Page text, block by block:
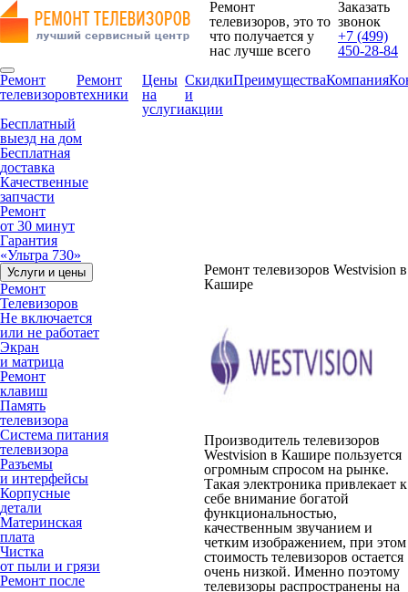
Ремонт
телевизоров, это то
что получается у
нас лучше всего
Заказать
звонок
+7 (499)
450-28-84
Ремонт
телевизоров
Ремонт
техники
Цены
на
услуги
Скидки
и
акции
ПреимуществаКомпания
Бесплатный
выезд на дом
Бесплатная
доставка
Качественные
запчасти
Ремонт
от 30 минут
Гарантия
«Ультра 730»
Услуги и цены
Ремонт
Телевизоров
Не включается
или не работает
Экран
и матрица
Ремонт
клавиш
Память
телевизора
Система питания
телевизора
Разъемы
и интерфейсы
Корпусные
детали
Материнская
плата
Чистка
от пыли и грязи
Ремонт после
Ремонт телевизоров Westvision в
Кашире
Производитель телевизоров
Westvision в Кашире пользуется
огромным спросом на рынке.
Такая электроника привлекает к
себе внимание богатой
функциональностью,
качественным звучанием и
четким изображением, при этом
стоимость телевизоров остается
очень низкой. Именно поэтому
телевизоры распространены на